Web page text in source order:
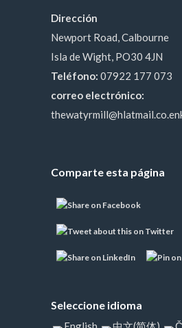
Dirección
Newport Road, Calbourne
Isla de Wight, PO30 4JN
Teléfono: 07922 177 073
correo electrónico:
Comparte esta página
Seleccione idioma